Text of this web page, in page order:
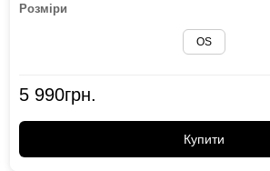
Розміри
OS
5 990грн.
Купити